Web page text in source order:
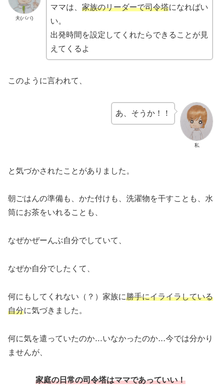
夫(パパ)
ママは、 家族のリーダーで司令塔になればい
い。
出発時間を設定してくれたらできることが見
えてくるよ
このように言われて、
私
あ、そうか！！
と気づかされたことがありました。
朝ごはんの準備も、かた付けも、洗濯物を干すことも、水
筒にお茶をいれることも、
なぜかぜーんぶ自分でしていて、
なぜか自分でしたくて、
何にもしてくれない（？）家族に勝手にイライラしている
自分に気づきました。
何に気を遣っていたのか…いなかったのか…今では分かり
ませんが、
家庭の日常の司令塔はママであっていい！